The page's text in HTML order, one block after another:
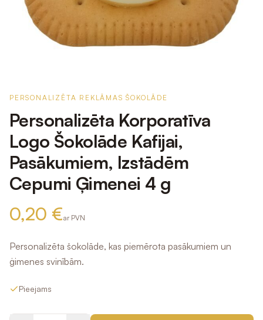
PERSONALIZĒTA REKLĀMAS ŠOKOLĀDE
Personalizēta Korporatīva
Logo Šokolāde Kafijai,
Pasākumiem, Izstādēm
Cepumi Ģimenei 4 g
0,20 €ar PVN
Personalizēta šokolāde, kas piemērota pasākumiem un
ģimenes svinībām.
Pieejams